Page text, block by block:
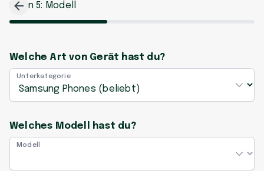
2von5: Modell
Welche Art von Gerät hast du?
Unterkategorie
Welches Modell hast du?
Modell